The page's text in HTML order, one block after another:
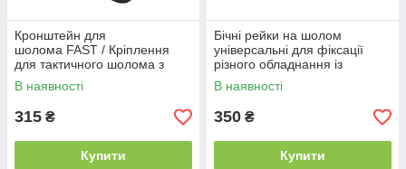
Кронштейн для
шолома FAST / Кріплення
для тактичного шолома з
алюмінієвого сплаву Чорний
В наявності
315 ₴
Купити
Бічні рейки на шолом
універсальні для фіксації
різного обладнання із
протиударного пластику
Койот
В наявності
350 ₴
Купити